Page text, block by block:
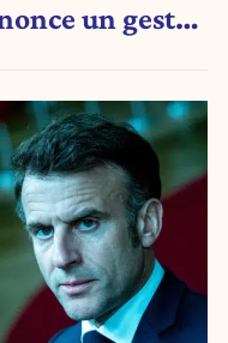
un geste